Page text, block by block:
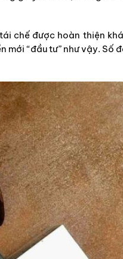
chế được hoàn thiện
“đầu tư” như vậy. Số